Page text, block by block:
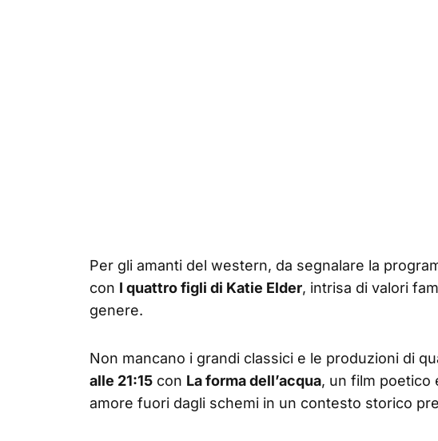
Per gli amanti del western, da segnalare la
con I quattro figli di Katie Elder, intrisa di valori
genere.
Non mancano i grandi classici e le produzioni di
alle 21:15 con La forma dell’acqua, un film poetico
amore fuori dagli schemi in un contesto storico